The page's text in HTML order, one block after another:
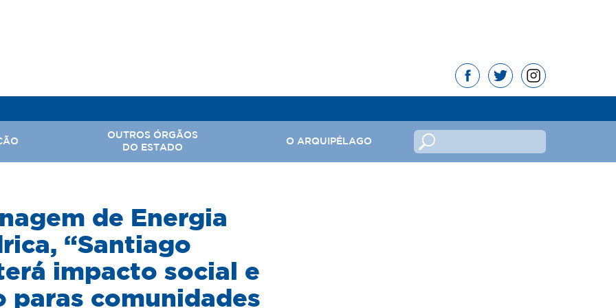
Parlamentares e Comunicação Social
Território
OUTROS ÓRGÃOS
DO ESTADO
O ARQUIPÉLAGO
de Energia
“Santiago
impacto social e
paras comunidades